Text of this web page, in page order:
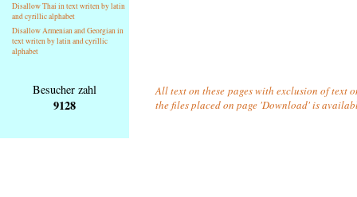
Disallow Thai in text writen by latin
and cyrillic alphabet
Disallow Armenian and Georgian in
text writen by latin and cyrillic
alphabet
Besucher zahl
9128
All text on these pages with exclusion of text
the files placed on page 'Download' is